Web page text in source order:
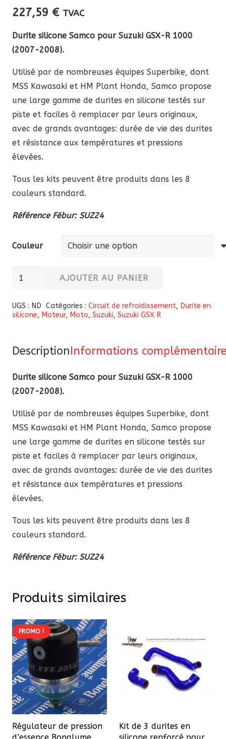
227,59 € TVAC
Durite silicone Samco pour Suzuki GSX-R 1000
(2007-2008).
Utilisé par de nombreuses équipes Superbike, dont
MSS Kawasaki et HM Plant Honda, Samco propose
une large gamme de durites en silicone testés sur
piste et faciles à remplacer par leurs originaux,
avec de grands avantages: durée de vie des durites
et résistance aux températures et pressions
élevées.
Tous les kits peuvent être produits dans les 8
couleurs standard.
Référence Fébur: SUZ24
Couleur
quantité
Durite
silicone
GSX-
R
2007-
2008
AJOUTER AU PANIER
UGS : ND Catégories : Circuit de refroidissement, Durite en
silicone, Moteur, Moto, Suzuki, Suzuki GSX R
DescriptionInformations
Durite silicone Samco pour Suzuki GSX-R 1000
(2007-2008).
Utilisé par de nombreuses équipes Superbike, dont
MSS Kawasaki et HM Plant Honda, Samco propose
une large gamme de durites en silicone testés sur
piste et faciles à remplacer par leurs originaux,
avec de grands avantages: durée de vie des durites
et résistance aux températures et pressions
élevées.
Tous les kits peuvent être produits dans les 8
couleurs standard.
Référence Fébur: SUZ24
Produits similaires
PROMO !
Régulateur de pression
Kit de 3 durites en